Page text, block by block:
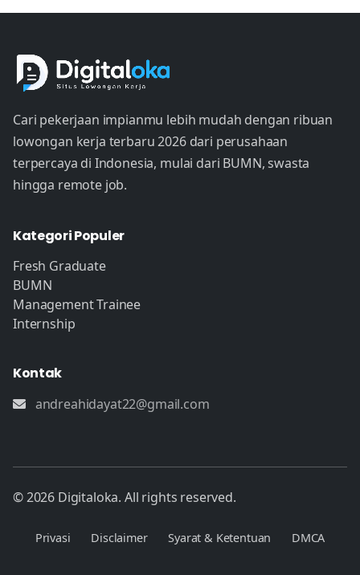
Cari pekerjaan impianmu lebih mudah dengan ribuan
lowongan kerja terbaru 2026 dari perusahaan
terpercaya di Indonesia, mulai dari BUMN, swasta
hingga remote job.
Kategori Populer
Fresh Graduate
BUMN
Management Trainee
Internship
Kontak
andreahidayat22@gmail.com
© 2026 Digitaloka. All rights reserved.
Privasi Disclaimer Syarat & Ketentuan DMCA